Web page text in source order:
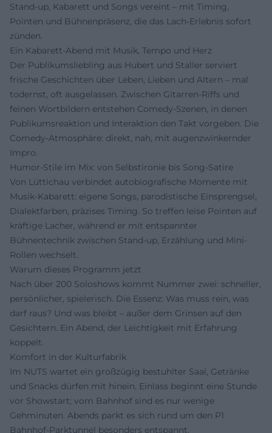
Stand-up, Kabarett und Songs vereint – mit Timing,
Pointen und Bühnenpräsenz, die das Lach-Erlebnis sofort
zünden.
Ein Kabarett-Abend mit Musik, Tempo und Herz
Der Publikumsliebling aus Hubert und Staller serviert
frische Geschichten über Leben, Lieben und Altern – mal
todernst, oft ausgelassen. Zwischen Gitarren-Riffs und
feinen Wortbildern entstehen Comedy-Szenen, in denen
Publikumsreaktion und Interaktion den Takt vorgeben. Die
Comedy-Atmosphäre: direkt, nah, mit augenzwinkernder
Impro.
Humor-Stile im Mix: von Selbstironie bis Song-Satire
Von Lüttichau verbindet autobiografische Momente mit
Musik-Kabarett: eigene Songs, parodistische Einsprengsel,
Dialektfarben, präzises Timing. So treffen leise Pointen auf
kräftige Lacher, während er mit entspannter
Bühnentechnik zwischen Stand-up, Erzählung und Mini-
Rollen wechselt.
Warum dieses Programm jetzt
Nach über 200 Soloshows kommt Nummer zwei: schneller,
persönlicher, spielerisch. Die Essenz: Was muss rein, was
darf raus? Und was bleibt – außer dem Grinsen auf den
Gesichtern. Ein Abend, der Leichtigkeit mit Erfahrung
koppelt.
Komfort in der Kulturfabrik
Im NUTS wartet ein großzügig bestuhlter Saal, Getränke
und Snacks dürfen mit hinein. Einlass beginnt eine Stunde
vor Showstart; vom Bahnhof sind es nur wenige
Gehminuten. Abends parkt es sich rund um den P1
Bahnhof-Parktunnel besonders entspannt.